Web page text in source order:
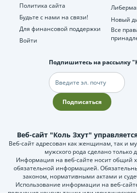
Политика сайта
Будьте с нами на связи!
Для финансовой поддержки
Войти
Новый
Все
Подпишитесь на рассылку
Электронная
почта
Подписаться
Веб-сайт "Коль Зхут"
Веб-сайт адресован как женщинам, так и
мужского рода сделано только
Информация на веб-сайте носит общий
обязательной информацией.
законом, нормативными актами и
Использование информации на веб-